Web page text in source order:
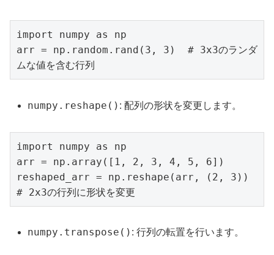
import numpy as np
arr = np.random.rand(3, 3)  # 3x3のランダ
ムな値を含む行列
numpy.reshape() : 配列の形状を変更します。
import numpy as np
arr = np.array([1, 2, 3, 4, 5, 6])
reshaped_arr = np.reshape(arr, (2, 3))
# 2x3の行列に形状を変更
numpy.transpose() : 行列の転置を行います。